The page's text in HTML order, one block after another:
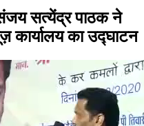
संजय सत्येंद्र पाठक ने
कार्यालय का उद्घाटन